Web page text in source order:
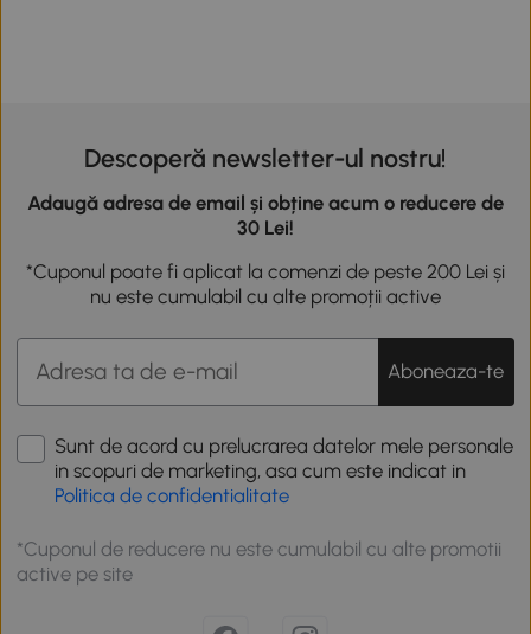
Descoperă newsletter-ul nostru!
Adaugă adresa de email și obține acum o reducere de
30 Lei!
*Cuponul poate fi aplicat la comenzi de peste 200 Lei și
nu este cumulabil cu alte promoții active
Aboneaza-te
Sunt de acord cu prelucrarea datelor mele personale
in scopuri de marketing, asa cum este indicat in
Politica de confidentialitate
*Cuponul de reducere nu este cumulabil cu alte promotii
active pe site